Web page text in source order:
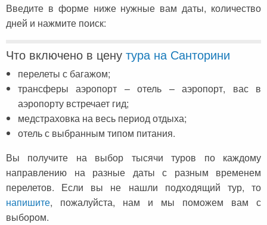
Мармарис
Стамбул
Кушадасы
Хургада
Доминикана
Санторини
Испания
Ибица
Фуэртевентура
Италия
Сардиния
Флоренция
Франция
Корсика
Грузия
Черногория
Хорватия
Прага
Катар
Куба
ОАЭ
Занзибар
Бали
Тенерифе
Черногория
Достопримечательности
Аэропорты
Грузия
Дубай
Египет
Занзибар
Иордания
Италия
Кипр
Мадейра
Введите в форме ниже нужные вам даты, количество
дней и нажмите поиск:
Что включено в цену тура на Санторини
перелеты с багажом;
трансферы аэропорт – отель – аэропорт, вас в
аэропорту встречает гид;
медстраховка на весь период отдыха;
отель с выбранным типом питания.
Вы получите на выбор тысячи туров по каждому
направлению на разные даты с разным временем
перелетов. Если вы не нашли подходящий тур, то
напишите, пожалуйста, нам и мы поможем вам с
выбором.